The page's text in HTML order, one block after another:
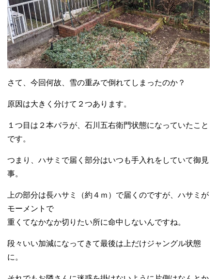
さて、今回何故、雪の重みで倒れてしまったのか？
原因は大きく分けて２つあります。
１つ目は２本バラが、石川五右衛門状態になっていたこと
です。
つまり、ハサミで届く部分はいつも手入れをしていて御見
事。
上の部分は長ハサミ（約４ｍ）で届くのですが、ハサミが
モーメントで
重くてなかなか切りたい所に命中しないんですね。
段々いい加減になってきて最後は上だけジャングル状態
に。